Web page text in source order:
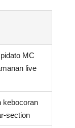
MC
live
kebocoran
section